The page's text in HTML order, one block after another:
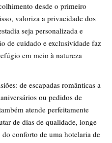
desde o primeiro
valoriza a privacidade dos
seja personalizada e
de cuidado e exclusividade faz
em meio à natureza
de escapadas românticas a
ou pedidos de
atende perfeitamente
de dias de qualidade, longe
conforto de uma hotelaria de